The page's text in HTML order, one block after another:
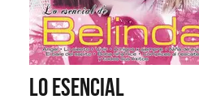
LO ESENCIAL